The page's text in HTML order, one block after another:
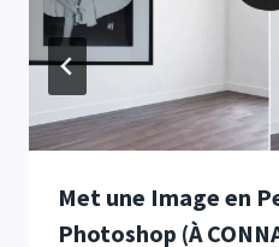
Met une Image en
Photoshop (À